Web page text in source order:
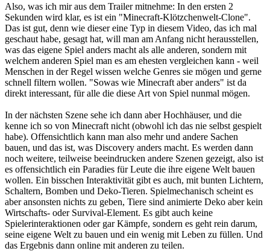
Also, was ich mir aus dem Trailer mitnehme: In den ersten 2
Sekunden wird klar, es ist ein "Minecraft-Klötzchenwelt-Clone".
Das ist gut, denn wie dieser eine Typ in diesem Video, das ich mal
geschaut habe, gesagt hat, will man am Anfang nicht herausstellen,
was das eigene Spiel anders macht als alle anderen, sondern mit
welchem anderen Spiel man es am ehesten vergleichen kann - weil
Menschen in der Regel wissen welche Genres sie mögen und gerne
schnell filtern wollen. "Sowas wie Minecraft aber anders" ist da
direkt interessant, für alle die diese Art von Spiel nunmal mögen.
In der nächsten Szene sehe ich dann aber Hochhäuser, und die
kenne ich so von Minecraft nicht (obwohl ich das nie selbst gespielt
habe). Offensichtlich kann man also mehr und andere Sachen
bauen, und das ist, was Discovery anders macht. Es werden dann
noch weitere, teilweise beeindrucken andere Szenen gezeigt, also ist
es offensichtlich ein Paradies für Leute die ihre eigene Welt bauen
wollen. Ein bisschen Interaktivität gibt es auch, mit bunten Lichtern,
Schaltern, Bomben und Deko-Tieren. Spielmechanisch scheint es
aber ansonsten nichts zu geben, Tiere sind animierte Deko aber kein
Wirtschafts- oder Survival-Element. Es gibt auch keine
Spielerinteraktionen oder gar Kämpfe, sondern es geht rein darum,
seine eigene Welt zu bauen und ein wenig mit Leben zu füllen. Und
das Ergebnis dann online mit anderen zu teilen.